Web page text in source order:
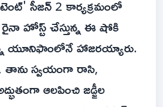
సీజన్ 2 కార్యక్రమంలో
హోస్ట్ చేస్తున్న ఈ షోకి
యూనిఫాంలోనే హాజరయ్యారు.
తాను స్వయంగా రాసి,
ఆలపించి జడ్జీల